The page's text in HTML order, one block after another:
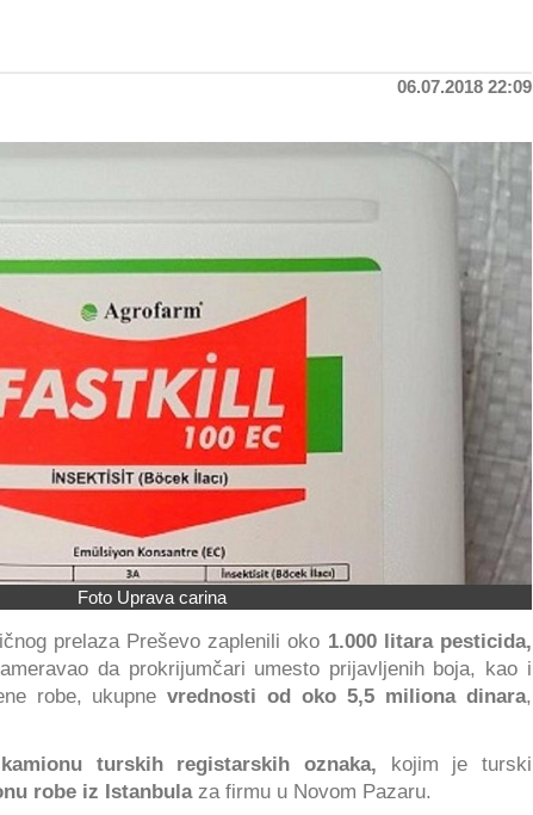
06.07.2018 22:09
Foto Uprava carina
prelaza Preševo zaplenili oko 1.000 litara pesticida,
da prokrijumčari umesto prijavljenih boja, kao i
robe, ukupnevrednosti od oko 5,5 miliona dinara,
turskih registarskih oznaka, kojim je turski
robe iz Istanbulaza firmu u Novom Pazaru.